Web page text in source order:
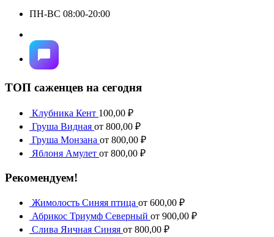
ПН-ВС 08:00-20:00
ТОП саженцев на сегодня
Клубника Кент 100,00 ₽
Груша Видная от 800,00 ₽
Груша Монзана от 800,00 ₽
Яблоня Амулет от 800,00 ₽
Рекомендуем!
Жимолость Синяя птица от 600,00 ₽
Абрикос Триумф Северный от 900,00 ₽
Слива Яичная Синяя от 800,00 ₽